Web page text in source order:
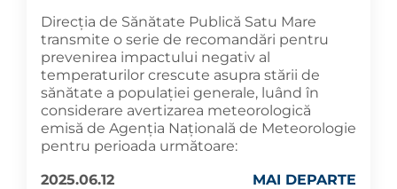
Direcția de Sănătate Publică Satu Mare
transmite o serie de recomandări pentru
prevenirea impactului negativ al
temperaturilor crescute asupra stării de
sănătate a populației generale, luând în
considerare avertizarea meteorologică
emisă de Agenția Națională de Meteorologie
pentru perioada următoare:
2025.06.12
MAI DEPARTE